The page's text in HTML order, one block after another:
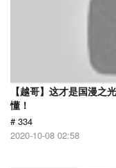
【越哥】这才是国漫之
懂！
# 334
2020-10-08 02:58